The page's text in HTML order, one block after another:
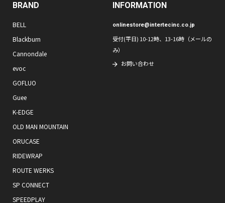
BRAND
BELL
Blackburn
Cannondale
evoc
GOFLUO
Guee
K-EDGE
OLD MAN MOUNTAIN
ORUCASE
RIDEWRAP
ROUTE WERKS
SP CONNECT
SPEEDPLAY
INFORMATION
onlinestore@intertecinc.co.jp
受付(平日) 10-12時、13-16時（メールの
み）
お問い合わせ